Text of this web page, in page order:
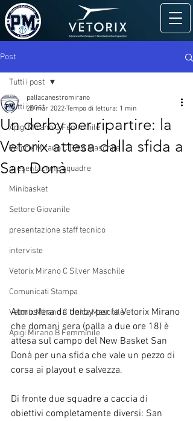
Post
Tutti i post
Apigi Mirano C Femminile
Vetorix Mirano C Gold Maschile
presentazione squadre
Minibasket
Settore Giovanile
presentazione staff tecnico
interviste
Vetorix Mirano C Silver Maschile
Comunicati Stampa
Vetorix Mirano C Unica Maschile
Apigi Mirano B Femminile
Tutti i post
Un derby per ripartire: la
Vetorix attesa dalla sfida a
San Donà
pallacanestromirano
26 mar 2022 Tempo di lettura: 1 min
Atmosfera da derby per la Vetorix Mirano
che domani sera (palla a due ore 18) è
attesa sul campo del New Basket San
Donà per una sfida che vale un pezzo di
corsa ai playout e salvezza.
Di fronte due squadre a caccia di
obiettivi completamente diversi: San